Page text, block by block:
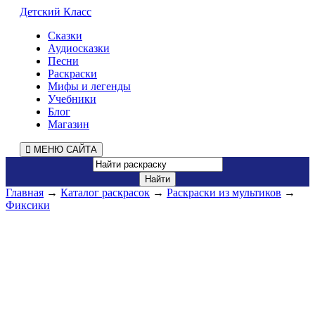
Детский Класс
Сказки
Аудиосказки
Песни
Раскраски
Мифы и легенды
Учебники
Блог
Магазин
МЕНЮ САЙТА
Главная → Каталог раскрасок → Раскраски из мультиков →
Фиксики